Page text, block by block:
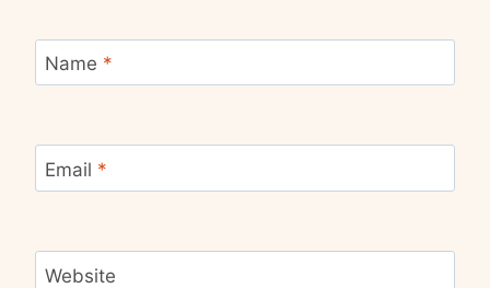
Name *
Email *
Website